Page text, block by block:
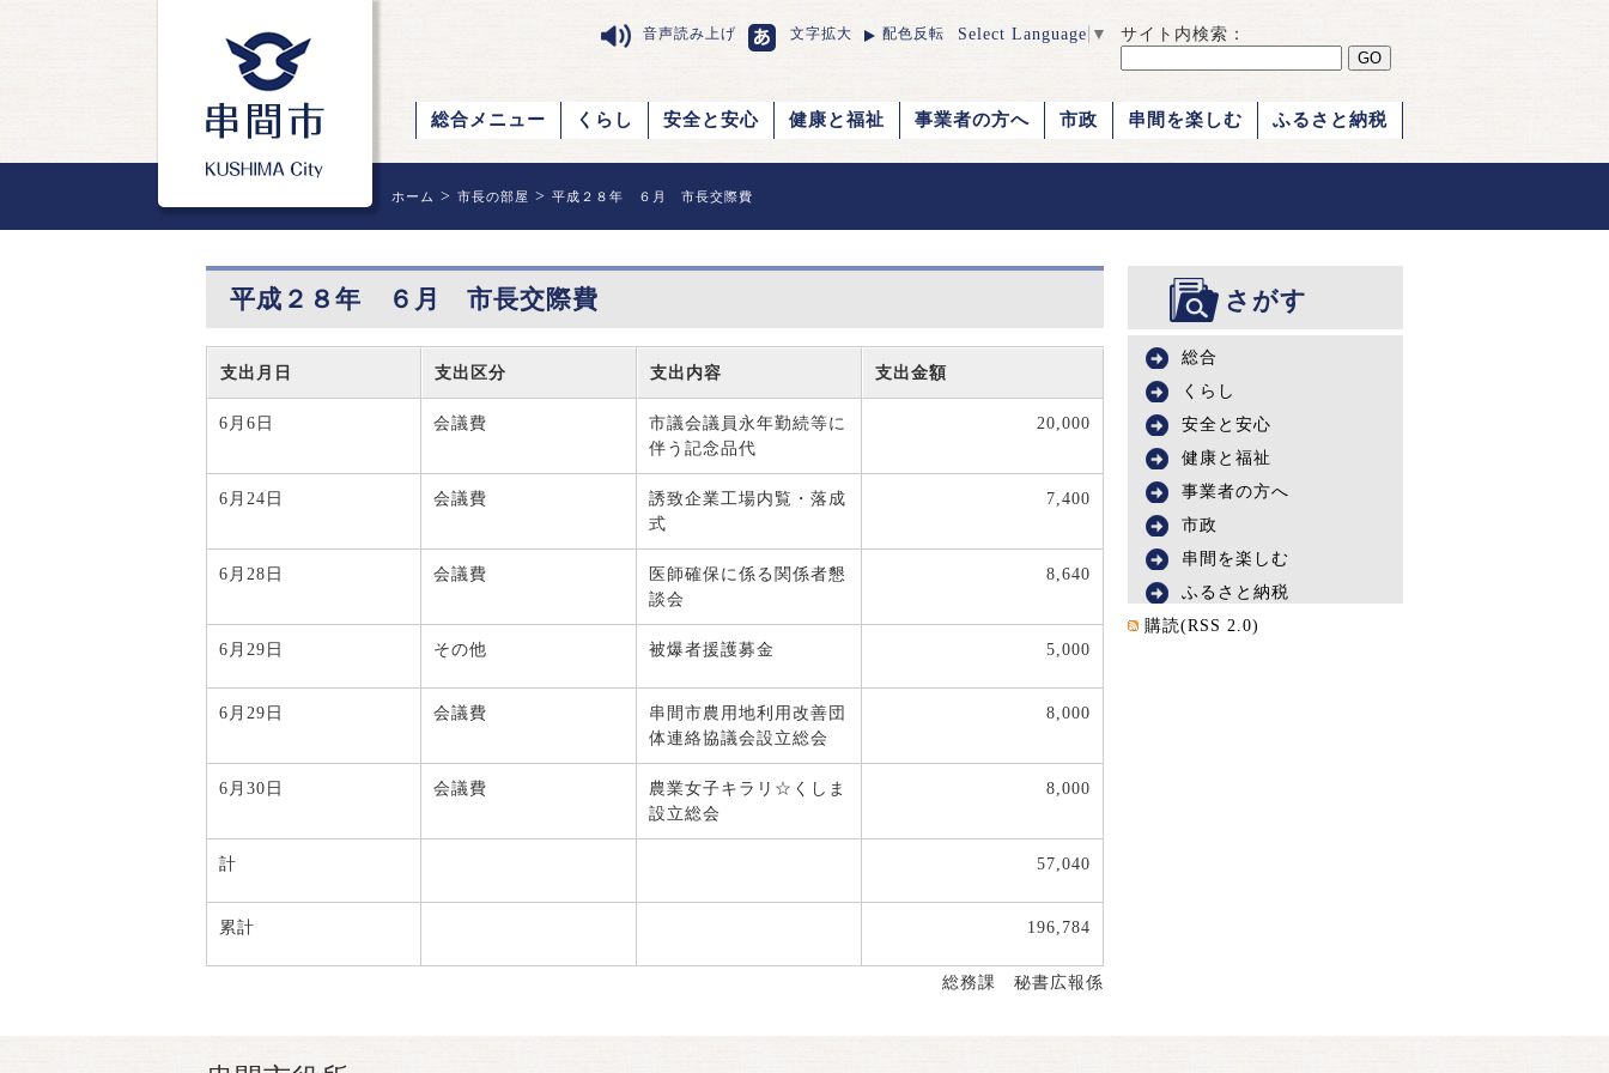
音声読み上げ 文字拡大 配色反転 Select Language ▼ サイト内検索：
総合メニュー くらし 安全と安心 健康と福祉 事業者の方へ 市政 串間を楽しむ ふるさと納税
ホーム > 市長の部屋 > 平成２８年 ６月 市長交際費
平成２８年 ６月 市長交際費
支出月日 支出区分 支出内容 支出金額
6月6日 会議費
市議会議員永年勤続等に
伴う記念品代
20,000
6月24日 会議費
誘致企業工場内覧・落成
式
7,400
6月28日 会議費
医師確保に係る関係者懇
談会
8,640
6月29日 その他 被爆者援護募金 5,000
6月29日 会議費
串間市農用地利用改善団
体連絡協議会設立総会
8,000
6月30日 会議費
農業女子キラリ☆くしま
設立総会
8,000
計 57,040
累計 196,784
総務課 秘書広報係
さがす
総合
くらし
安全と安心
健康と福祉
事業者の方へ
市政
串間を楽しむ
ふるさと納税
購読(RSS 2.0)